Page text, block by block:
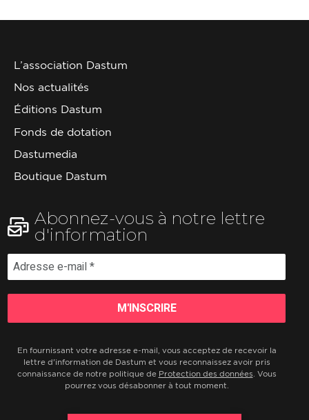
L’association Dastum
Nos actualités
Éditions Dastum
Fonds de dotation
Dastumedia
Boutique Dastum
Abonnez-vous à notre lettre
d'information
En fournissant votre adresse e-mail, vous acceptez de recevoir la
lettre d'information de Dastum et vous reconnaissez avoir pris
connaissance de notre politique de Protection des données . Vous
pourrez vous désabonner à tout moment.